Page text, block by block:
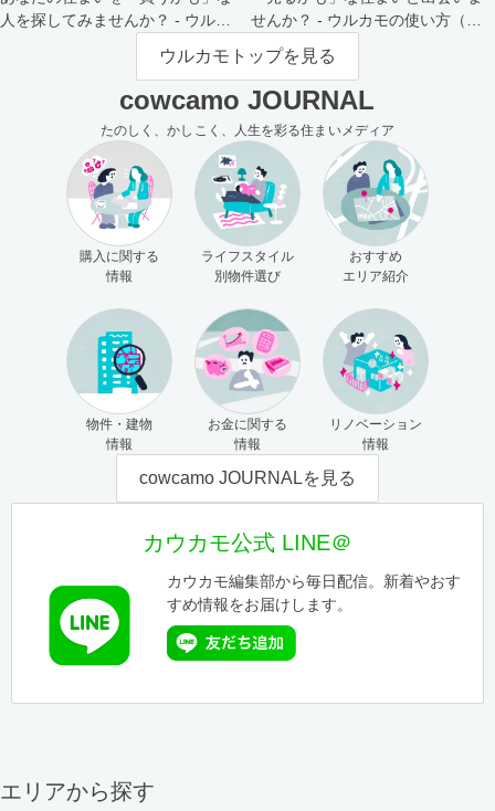
人を探してみませんか？ - ウルカ
せんか？ - ウルカモの使い方（買
主さま向け）
ウルカモトップを見る
cowcamo JOURNAL
たのしく、かしこく、人生を彩る住まいメディア
購入に関する
情報
ライフスタイル
別物件選び
おすすめ
エリア紹介
物件・建物
情報
お金に関する
情報
リノベーション
情報
cowcamo JOURNALを見る
カウカモ公式 LINE＠
カウカモ編集部から毎日配信。新着やおす
すめ情報をお届けします。
エリアから探す